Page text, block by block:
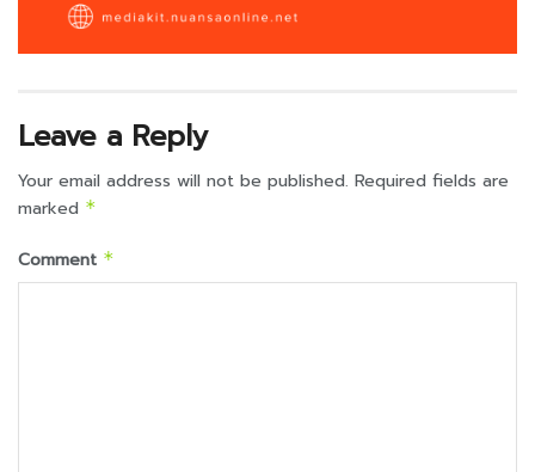
Leave a Reply
Your email address will not be published. Required fields are
marked *
Comment *